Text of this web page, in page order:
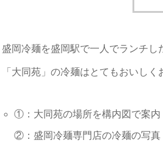
盛岡冷麺を盛岡駅で一人でランチし
「大同苑」の冷麺はとてもおいしく
①：大同苑の場所を構内図で案内
②：盛岡冷麺専門店の冷麺の写真